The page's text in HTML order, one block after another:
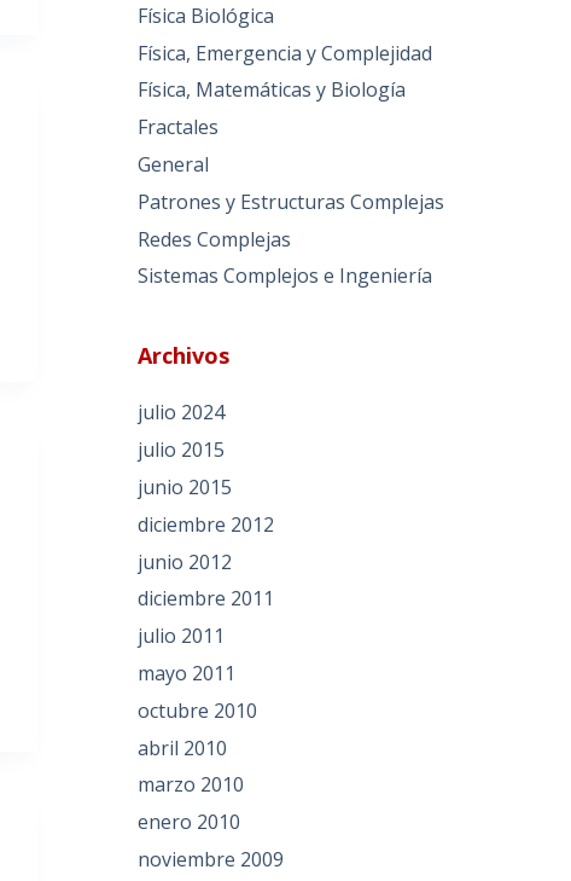
Física Biológica
Física, Emergencia y Complejidad
Física, Matemáticas y Biología
Fractales
General
Patrones y Estructuras Complejas
Redes Complejas
Sistemas Complejos e Ingeniería
Archivos
julio 2024
julio 2015
junio 2015
diciembre 2012
junio 2012
diciembre 2011
julio 2011
mayo 2011
octubre 2010
abril 2010
marzo 2010
enero 2010
noviembre 2009